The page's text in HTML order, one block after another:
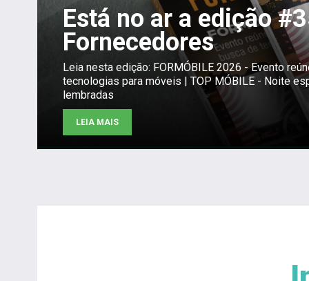
Está no ar a edição
Fornecedores
Leia nesta edição: FORMÓBILE 2026 - Evento
tecnologias para móveis | TOP MÓBILE - Noite
lembradas
LEIA MAIS